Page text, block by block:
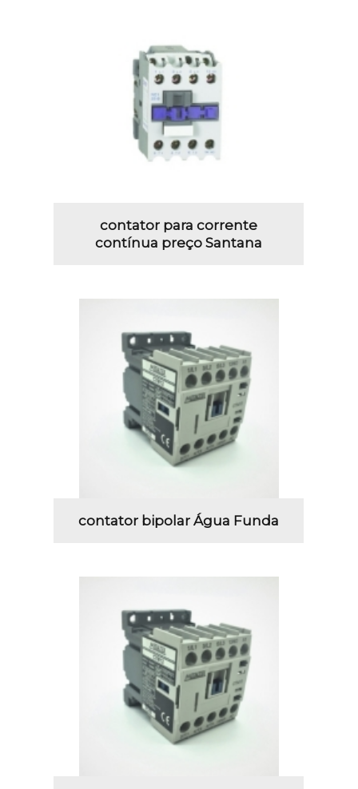
contator para corrente
contínua preço Santana
contator bipolar Água Funda